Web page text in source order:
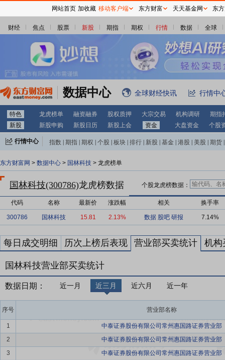
财经 焦点 股票 新股 期指 期权 行情 数据 全球
数据中心 全球财经快讯 行情中
特色 龙虎榜单 融资融券 股权质押 大宗交易 机构调研
期指
新股
新股申购 新股日历 新股上会 资金 大盘资金 个股
行情中心 指数 期指 期权 个股 板块 排行 新股 基金 港股 美股 期货
东方财富网 > 数据中心 > 国林科技 > 龙虎榜单
国林科技(300786)龙虎榜数据 个股龙虎榜数据：
代码 名称 最新价 涨跌幅 相关 换手率
300786 国林科技 15.81 2.13% 数据 股吧 研报 7.14%
每日成交明细 历次上榜后表现 营业部买卖统计 机构
国林科技营业部买卖统计
数据日期： 近一月 近三月 近六月 近一年
序号 营业部名称
1
中泰证券股份有限公司常州惠国路证券营业部
2
中泰证券股份有限公司常州惠国路证券营业部
3
中泰证券股份有限公司常州惠国路证券营业部
网站首页 加收藏 移动客户端 东方财富 天天基金网 东